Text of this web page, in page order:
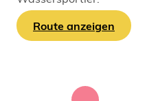
Route anzeigen